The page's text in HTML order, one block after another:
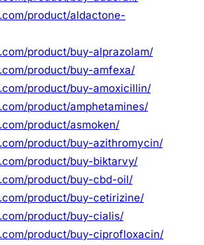
product/aldactone-
product/buy-alprazolam/
product/buy-amfexa/
product/buy-amoxicillin/
product/amphetamines/
product/asmoken/
product/buy-azithromycin/
product/buy-biktarvy/
product/buy-cbd-oil/
product/buy-cetirizine/
product/buy-cialis/
product/buy-ciprofloxacin/